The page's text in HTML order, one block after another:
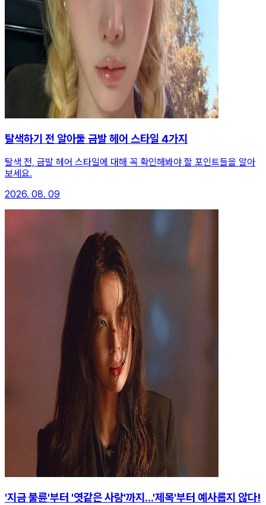
탈색하기 전 알아둘 금발 헤어 스타일 4가지
탈색 전, 금발 헤어 스타일에 대해 꼭 확인해봐야 할 포인트들을 알아
보세요.
2026. 08. 09
'지금 불륜'부터 '엿같은 사랑'까지...'제목'부터 예사롭지 않다!